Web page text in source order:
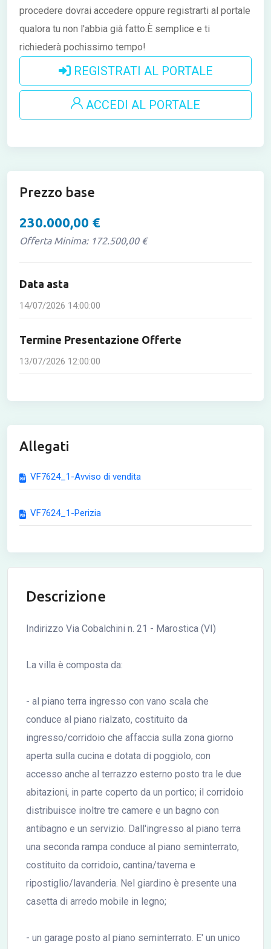
Descrizione
Indirizzo Via Cobalchini n. 21 - Marostica (VI)
La villa è composta da:
- al piano terra ingresso con vano scala che
conduce al piano rialzato, costituito da
ingresso/corridoio che affaccia sulla zona giorno
aperta sulla cucina e dotata di poggiolo, con
accesso anche al terrazzo esterno posto tra le due
abitazioni, in parte coperto da un portico; il corridoio
distribuisce inoltre tre camere e un bagno con
antibagno e un servizio. Dall'ingresso al piano terra
una seconda rampa conduce al piano seminterrato,
costituito da corridoio, cantina/taverna e
ripostiglio/lavanderia. Nel giardino è presente una
casetta di arredo mobile in legno;
- un garage posto al piano seminterrato. E' un unico
procedere dovrai accedere oppure registrarti al portale
qualora tu non l'abbia già fatto.È semplice e ti
richiederà pochissimo tempo!
REGISTRATI AL PORTALE
ACCEDI AL PORTALE
Prezzo base
230.000,00 €
Offerta Minima: 172.500,00 €
Data asta
14/07/2026 14:00:00
Termine Presentazione Offerte
13/07/2026 12:00:00
Allegati
VF7624_1-Avviso di vendita
VF7624_1-Perizia